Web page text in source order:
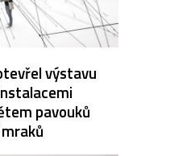
výstavu
pavouků